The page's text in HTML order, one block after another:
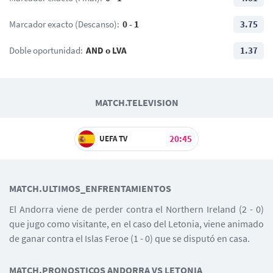
MATCH.PRONOSTICOS ANDORRA VS LETONIA
Marcador exacto (Descanso): 0 - 1 3.75
Doble oportunidad: AND o LVA 1.37
MATCH.TELEVISION
UEFA TV 20:45
MATCH.ULTIMOS_ENFRENTAMIENTOS
El Andorra viene de perder contra el Northern Ireland (2 - 0)
que jugo como visitante, en el caso del Letonia, viene animado
de ganar contra el Islas Feroe (1 - 0) que se disputó en casa.